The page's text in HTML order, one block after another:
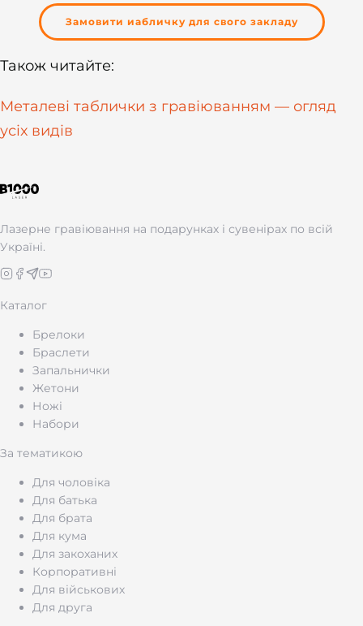
Замовити иабличку для свого закладу
Також читайте:
Металеві таблички з гравіюванням — огляд
усіх видів
Лазерне гравіювання на подарунках і сувенірах по всій
Україні.
Каталог
Брелоки
Браслети
Запальнички
Жетони
Ножі
Набори
За тематикою
Для чоловіка
Для батька
Для брата
Для кума
Для закоханих
Корпоративні
Для військових
Для друга